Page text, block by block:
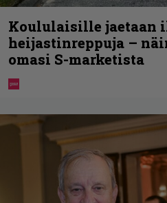
Koululaisille jaetaan
heijastinreppuja –
omasi S-marketista